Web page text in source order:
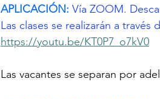
APLICACIÓN: Vía ZOOM.
Las clases se realizarán a
https://youtu.be/KT0P7_o7kV0
Las vacantes se separan por